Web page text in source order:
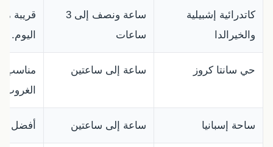
كاتدرائية إشبيلية
والخيرالدا
ساعة ونصف إلى 3
ساعات
قريبة
اليوم.
حي سانتا كروز ساعة إلى ساعتين
مناسب
الغروب.
ساحة إسبانيا ساعة إلى ساعتين أفضل